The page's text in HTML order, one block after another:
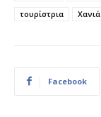
τουρίστρια
Χανιά
Facebook